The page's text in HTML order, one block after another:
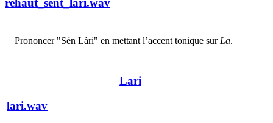
Prononcer "Sén Làri" en mettant l’accent tonique sur La.
Lari
lari.wav